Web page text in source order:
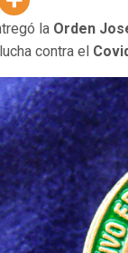
la Orden
contra el